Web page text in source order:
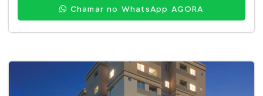
Chamar no WhatsApp AGORA